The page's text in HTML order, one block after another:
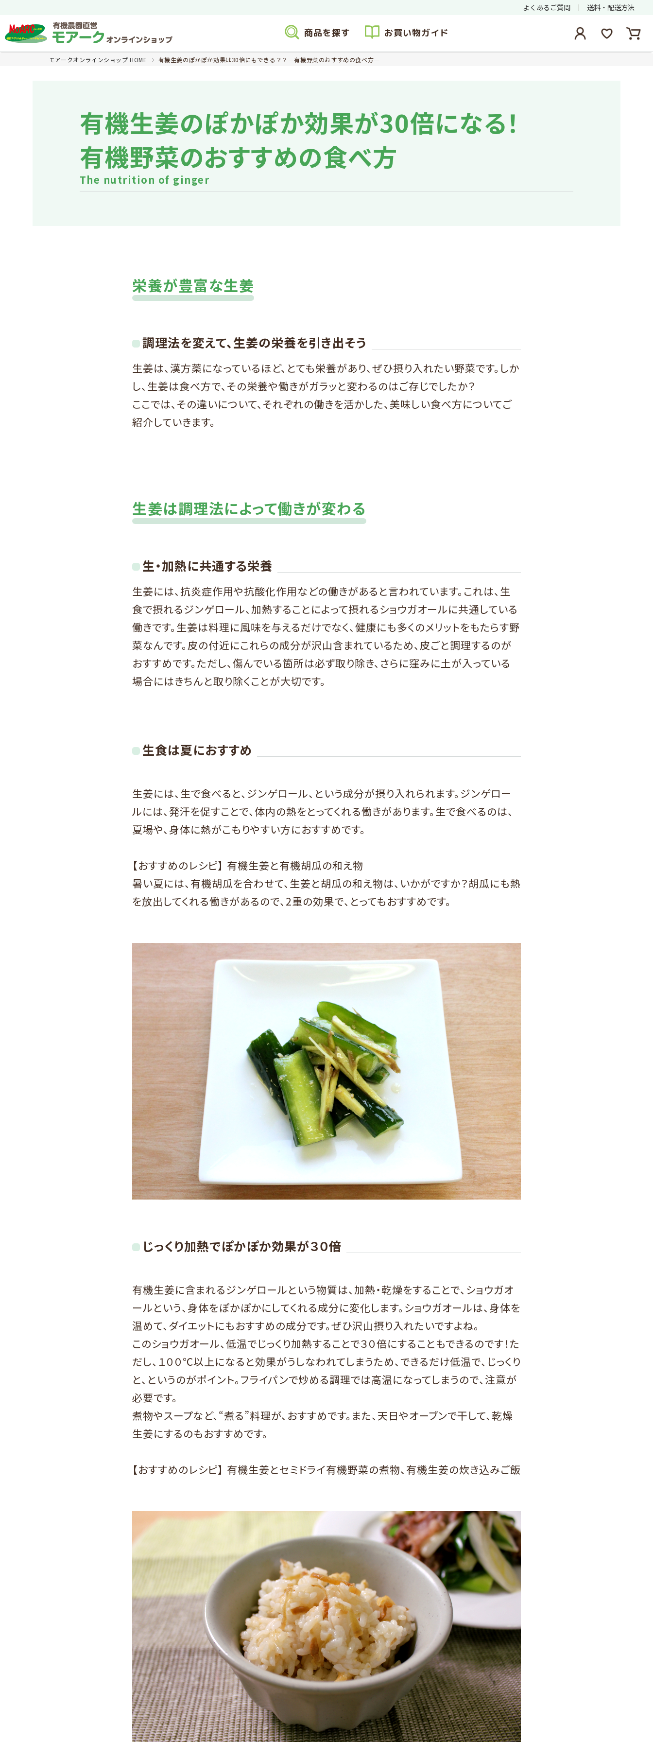
よくあるご質問 送料・配送方法
商品を探す お買い物ガイド
モアークオンラインショップ HOME 有機生姜のぽかぽか効果は30倍にもできる？？―有機野菜のおすすめの食べ方―
有機生姜のぽかぽか効果が30倍になる！
有機野菜のおすすめの食べ方
The nutrition of ginger
栄養が豊富な生姜
調理法を変えて、生姜の栄養を引き出そう
生姜は、漢方薬になっているほど、とても栄養があり、ぜひ摂り入れたい野菜です。しか
し、生姜は食べ方で、その栄養や働きがガラッと変わるのはご存じでしたか？
ここでは、その違いについて、それぞれの働きを活かした、美味しい食べ方についてご
紹介していきます。
生姜は調理法によって働きが変わる
生・加熱に共通する栄養
生姜には、抗炎症作用や抗酸化作用などの働きがあると言われています。これは、生
食で摂れるジンゲロール、加熱することによって摂れるショウガオールに共通している
働きです。生姜は料理に風味を与えるだけでなく、健康にも多くのメリットをもたらす野
菜なんです。皮の付近にこれらの成分が沢山含まれているため、皮ごと調理するのが
おすすめです。ただし、傷んでいる箇所は必ず取り除き、さらに窪みに土が入っている
場合にはきちんと取り除くことが大切です。
生食は夏におすすめ
生姜には、生で食べると、ジンゲロール、という成分が摂り入れられます。ジンゲロー
ルには、発汗を促すことで、体内の熱をとってくれる働きがあります。生で食べるのは、
夏場や、身体に熱がこもりやすい方におすすめです。
【おすすめのレシピ】 有機生姜と有機胡瓜の和え物
暑い夏には、有機胡瓜を合わせて、生姜と胡瓜の和え物は、いかがですか？胡瓜にも熱
を放出してくれる働きがあるので、2重の効果で、とってもおすすめです。
じっくり加熱でぽかぽか効果が３０倍
有機生姜に含まれるジンゲロールという物質は、加熱・乾燥をすることで、ショウガオ
ールという、身体をぽかぽかにしてくれる成分に変化します。ショウガオールは、身体を
温めて、ダイエットにもおすすめの成分です。ぜひ沢山摂り入れたいですよね。
このショウガオール、低温でじっくり加熱することで３０倍にすることもできるのです！た
だし、１００℃以上になると効果がうしなわれてしまうため、できるだけ低温で、じっくり
と、というのがポイント。フライパンで炒める調理では高温になってしまうので、注意が
必要です。
煮物やスープなど、“煮る”料理が、おすすめです。また、天日やオーブンで干して、乾燥
生姜にするのもおすすめです。
【おすすめのレシピ】 有機生姜とセミドライ有機野菜の煮物、有機生姜の炊き込みご飯